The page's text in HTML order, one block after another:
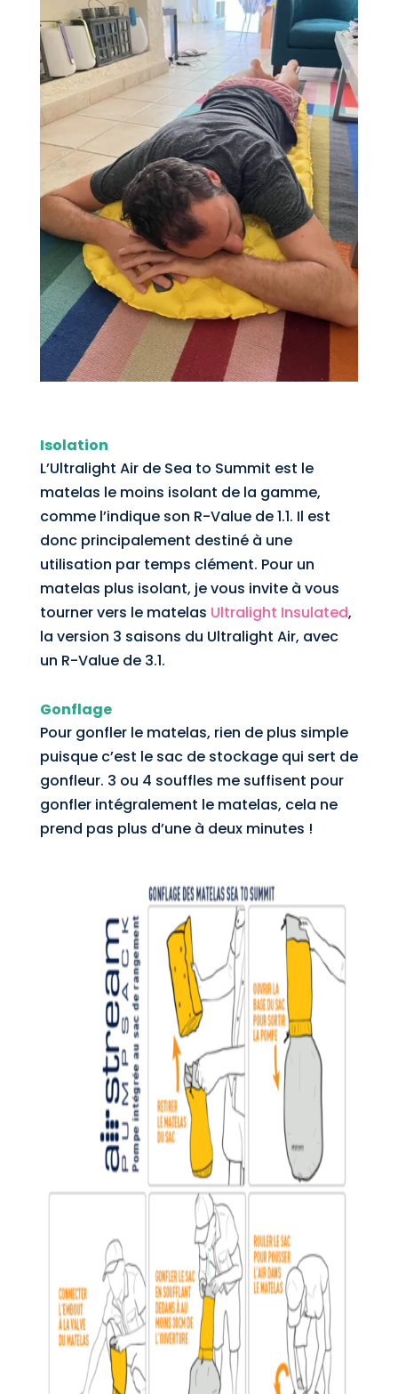
Isolation
L’Ultralight Air de Sea to Summit est le
matelas le moins isolant de la gamme,
comme l’indique son R-Value de 1.1. Il est
donc principalement destiné à une
utilisation par temps clément. Pour un
matelas plus isolant, je vous invite à vous
tourner vers le matelas Ultralight Insulated,
la version 3 saisons du Ultralight Air, avec
un R-Value de 3.1.
Gonflage
Pour gonfler le matelas, rien de plus simple
puisque c’est le sac de stockage qui sert de
gonfleur. 3 ou 4 souffles me suffisent pour
gonfler intégralement le matelas, cela ne
prend pas plus d’une à deux minutes !